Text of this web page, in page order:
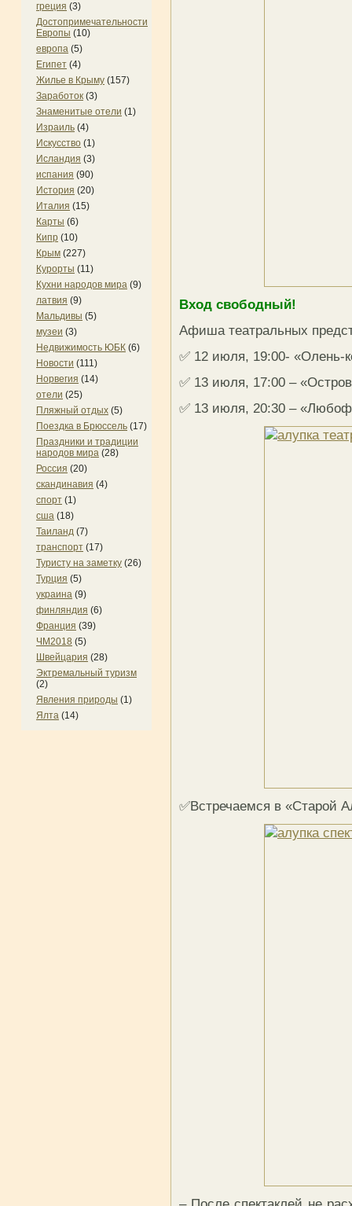
греция (3)
Достопримечательности
Европы (10)
европа (5)
Египет (4)
Жилье в Крыму (157)
Заработок (3)
Знаменитые отели (1)
Израиль (4)
Искусство (1)
Исландия (3)
испания (90)
История (20)
Италия (15)
Карты (6)
Кипр (10)
Крым (227)
Курорты (11)
Кухни народов мира (9)
латвия (9)
Мальдивы (5)
музеи (3)
Недвижимость ЮБК (6)
Новости (111)
Норвегия (14)
отели (25)
Пляжный отдых (5)
Поездка в Брюссель (17)
Праздники и традиции
народов мира (28)
Россия (20)
скандинавия (4)
спорт (1)
сша (18)
Таиланд (7)
транспорт (17)
Туристу на заметку (26)
Турция (5)
украина (9)
финляндия (6)
Франция (39)
ЧМ2018 (5)
Швейцария (28)
Эктремальный туризм
(2)
Явления природы (1)
Ялта (14)
Вход свободный!
Афиша театральных
✅ 12 июля, 19:00- «Олень-
✅ 13 июля, 17:00 –
✅ 13 июля, 20:30 –
✅Встречаемся в «Старой